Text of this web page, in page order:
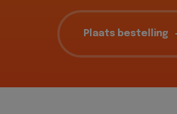
Plaats bestelling